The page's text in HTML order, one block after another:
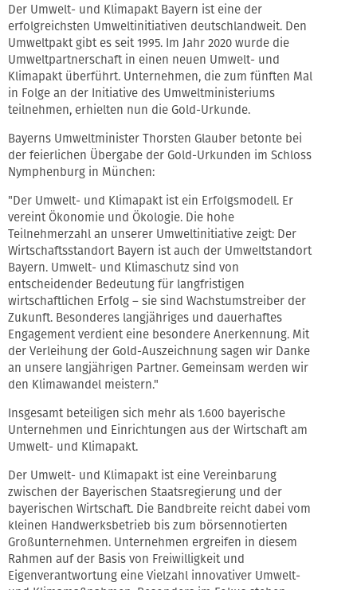
Der Umwelt- und Klimapakt Bayern ist eine der
erfolgreichsten Umweltinitiativen deutschlandweit. Den
Umweltpakt gibt es seit 1995. Im Jahr 2020 wurde die
Umweltpartnerschaft in einen neuen Umwelt- und
Klimapakt überführt. Unternehmen, die zum fünften Mal
in Folge an der Initiative des Umweltministeriums
teilnehmen, erhielten nun die Gold-Urkunde.
Bayerns Umweltminister Thorsten Glauber betonte bei
der feierlichen Übergabe der Gold-Urkunden im Schloss
Nymphenburg in München:
"Der Umwelt- und Klimapakt ist ein Erfolgsmodell. Er
vereint Ökonomie und Ökologie. Die hohe
Teilnehmerzahl an unserer Umweltinitiative zeigt: Der
Wirtschaftsstandort Bayern ist auch der Umweltstandort
Bayern. Umwelt- und Klimaschutz sind von
entscheidender Bedeutung für langfristigen
wirtschaftlichen Erfolg – sie sind Wachstumstreiber der
Zukunft. Besonderes langjähriges und dauerhaftes
Engagement verdient eine besondere Anerkennung. Mit
der Verleihung der Gold-Auszeichnung sagen wir Danke
an unsere langjährigen Partner. Gemeinsam werden wir
den Klimawandel meistern."
Insgesamt beteiligen sich mehr als 1.600 bayerische
Unternehmen und Einrichtungen aus der Wirtschaft am
Umwelt- und Klimapakt.
Der Umwelt- und Klimapakt ist eine Vereinbarung
zwischen der Bayerischen Staatsregierung und der
bayerischen Wirtschaft. Die Bandbreite reicht dabei vom
kleinen Handwerksbetrieb bis zum börsennotierten
Großunternehmen. Unternehmen ergreifen in diesem
Rahmen auf der Basis von Freiwilligkeit und
Eigenverantwortung eine Vielzahl innovativer Umwelt-